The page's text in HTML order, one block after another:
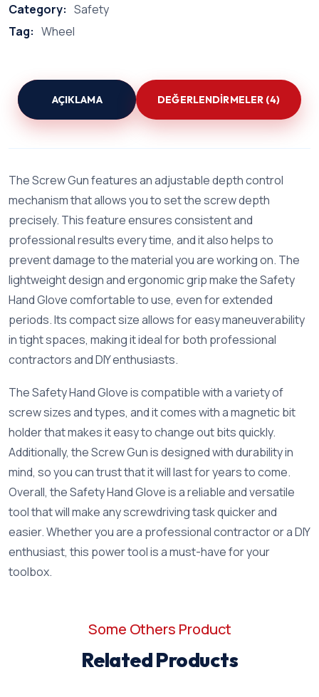
Category: Safety
Tag: Wheel
AÇIKLAMA DEĞERLENDIRMELER (4)
The Screw Gun features an adjustable depth control
mechanism that allows you to set the screw depth
precisely. This feature ensures consistent and
professional results every time, and it also helps to
prevent damage to the material you are working on. The
lightweight design and ergonomic grip make the Safety
Hand Glove comfortable to use, even for extended
periods. Its compact size allows for easy maneuverability
in tight spaces, making it ideal for both professional
contractors and DIY enthusiasts.
The Safety Hand Glove is compatible with a variety of
screw sizes and types, and it comes with a magnetic bit
holder that makes it easy to change out bits quickly.
Additionally, the Screw Gun is designed with durability in
mind, so you can trust that it will last for years to come.
Overall, the Safety Hand Glove is a reliable and versatile
tool that will make any screwdriving task quicker and
easier. Whether you are a professional contractor or a DIY
enthusiast, this power tool is a must-have for your
toolbox.
Some Others Product
Related Products